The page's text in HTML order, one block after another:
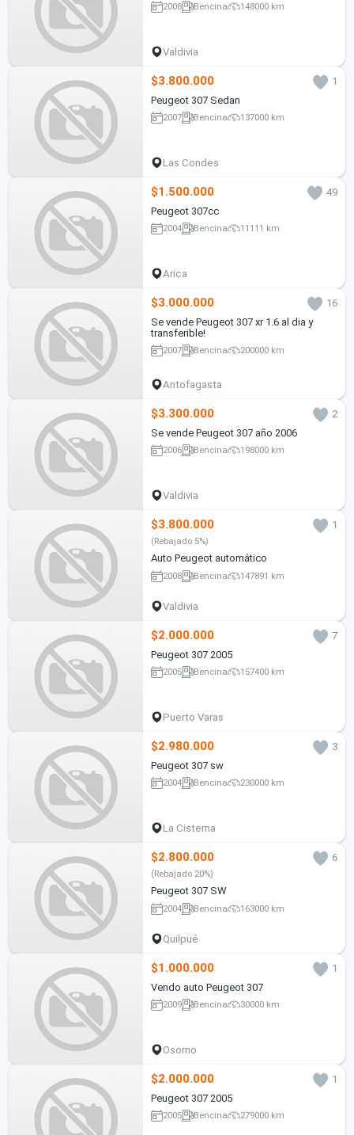
2008 Bencina 148000 km
Valdivia
$3.800.000
1
Peugeot 307 Sedan
2007 Bencina 137000 km
Las Condes
$1.500.000
49
Peugeot 307cc
2004 Bencina 11111 km
Arica
$3.000.000
16
Se vende Peugeot 307 xr 1.6 al dia y
transferible!
2007 Bencina 200000 km
Antofagasta
$3.300.000
2
Se vende Peugeot 307 año 2006
2006 Bencina 198000 km
Valdivia
$3.800.000 1
(Rebajado 5%)
Auto Peugeot automático
2008 Bencina 147891 km
Valdivia
$2.000.000
7
Peugeot 307 2005
2005 Bencina 157400 km
Puerto Varas
$2.980.000
3
Peugeot 307 sw
2004 Bencina 230000 km
La Cisterna
$2.800.000 6
(Rebajado 20%)
Peugeot 307 SW
2004 Bencina 163000 km
Quilpué
$1.000.000
1
Vendo auto Peugeot 307
2009 Bencina 30000 km
Osorno
$2.000.000
1
Peugeot 307 2005
2005 Bencina 279000 km